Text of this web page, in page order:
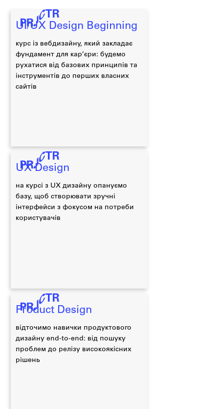
UI/UX Design Beginning
курс із вебдизайну, який закладає
фундамент для кар’єри: будемо
рухатися від базових принципів та
інструментів до перших власних
сайтів
UX Design
на курсі з UX дизайну опануємо
базу, щоб створювати зручні
інтерфейси з фокусом на потреби
користувачів
Product Design
відточимо навички продуктового
дизайну end-to-end: від пошуку
проблем до релізу високоякісних
рішень